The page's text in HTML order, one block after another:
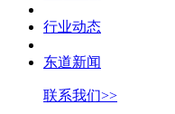
行业动态
东道新闻
联系我们>>